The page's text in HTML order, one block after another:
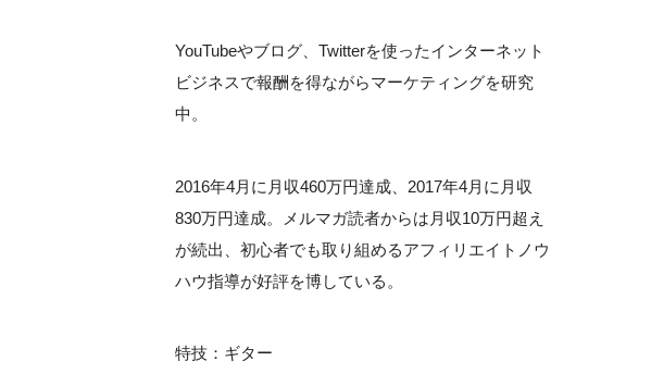
YouTubeやブログ、Twitterを使ったインターネット
ビジネスで報酬を得ながらマーケティングを研究
中。
2016年4月に月収460万円達成、2017年4月に月収
830万円達成。メルマガ読者からは月収10万円超え
が続出、初心者でも取り組めるアフィリエイトノウ
ハウ指導が好評を博している。
特技：ギター